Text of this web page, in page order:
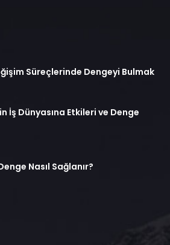
Süreçlerinde Dengeyi Bulmak
İş Dünyasına Etkileri ve Denge
Nasıl Sağlanır?